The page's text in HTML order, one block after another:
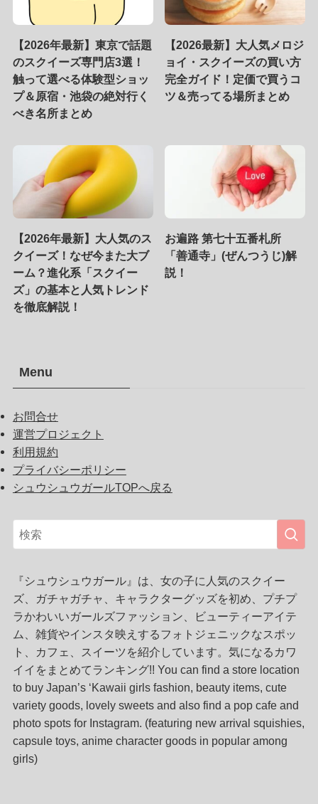
【2026年最新】東京で話題
のスクイーズ専門店3選！
触って選べる体験型ショッ
プ＆原宿・池袋の絶対行く
べき名所まとめ
【2026最新】大人気メロジ
ョイ・スクイーズの買い方
完全ガイド！定価で買うコ
ツ＆売ってる場所まとめ
【2026年最新】大人気のス
クイーズ！なぜ今また大ブ
ーム？進化系「スクイー
ズ」の基本と人気トレンド
を徹底解説！
お遍路 第七十五番札所
「善通寺」(ぜんつうじ)解
説！
Menu
お問合せ
運営プロジェクト
利用規約
プライバシーポリシー
シュウシュウガールTOPへ戻る
『シュウシュウガール』は、女の子に人気のスクイー
ズ、ガチャガチャ、キャラクターグッズを初め、プチプ
ラかわいいガールズファッション、ビューティーアイテ
ム、雑貨やインスタ映えするフォトジェニックなスポッ
ト、カフェ、スイーツを紹介しています。気になるカワ
イイをまとめてランキング!! You can find a store location
to buy Japan’s ‘Kawaii girls fashion, beauty items, cute
variety goods, lovely sweets and also find a pop cafe and
photo spots for Instagram. (featuring new arrival squishies,
capsule toys, anime character goods in popular among
girls)